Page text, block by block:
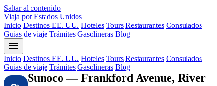
Saltar al contenido
Viaja por Estados Unidos
Inicio Destinos EE. UU. Hoteles Tours Restaurantes Consulados
Guías de viaje Trámites Gasolineras Blog
menu
Inicio Destinos EE. UU. Hoteles Tours Restaurantes Consulados
Guías de viaje Trámites Gasolineras Blog
Sunoco — Frankford Avenue, River